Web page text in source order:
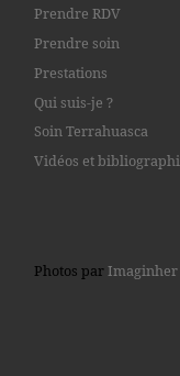
Prendre RDV
Prendre soin
Prestations
Qui suis-je ?
Soin Terrahuasca
Vidéos et
Photos parImaginher